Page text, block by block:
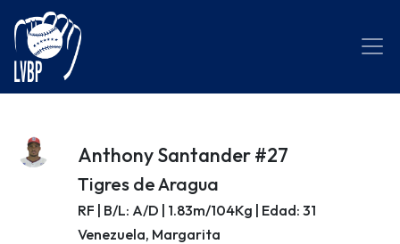
Anthony Santander #27
Tigres de Aragua
RF | B/L: A/D | 1.83m/104Kg | Edad: 31
Venezuela, Margarita